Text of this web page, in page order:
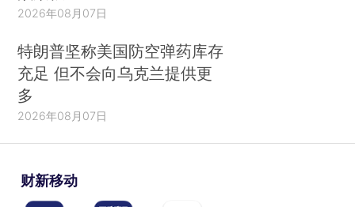
2026年08月07日
特朗普坚称美国防空弹药库存
充足 但不会向乌克兰提供更
多
2026年08月07日
财新移动